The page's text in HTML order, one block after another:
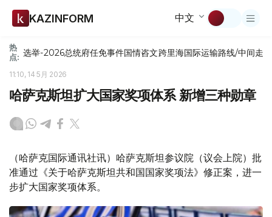
KAZINFORM 中文
热
点: 选举-2026总统府任免事件国情咨文跨里海国际运输路线/中间走廊
11:10, 14 5月 2026
哈萨克斯坦扩大国家奖项体系 新增三种勋章
（哈萨克国际通讯社讯）哈萨克斯坦参议院（议会上院）批
准通过《关于哈萨克斯坦共和国国家奖项法》修正案，进一
步扩大国家奖项体系。